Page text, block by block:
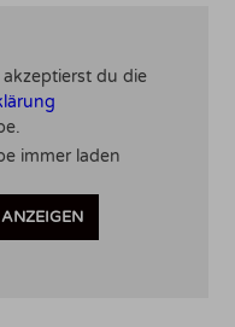
du die
immer laden